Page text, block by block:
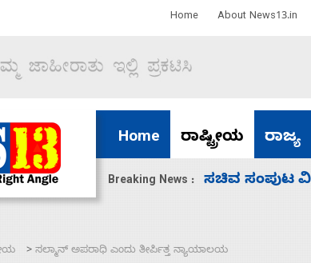
Home About News13.in
Home ರಾಷ್ಟ್ರೀಯ ರಾಜ್ಯ
Breaking News :
ವಿಜಯೇಂದ್ರ ‘ಕಳೆದ 3-4
> ಸಲ್ಮಾನ್ ಅಪರಾಧಿ ಎಂದು ತೀರ್ಪಿತ್ತ ನ್ಯಾಯಾಲಯ